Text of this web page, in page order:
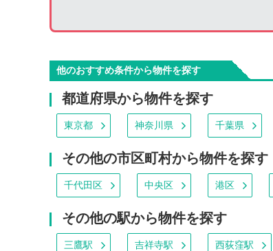
他のおすすめ条件から物件を探す
都道府県から物件を探す
東京都 神奈川県 千葉県
その他の市区町村から物件を探す
千代田区 中央区 港区
その他の駅から物件を探す
三鷹駅 吉祥寺駅 西荻窪駅